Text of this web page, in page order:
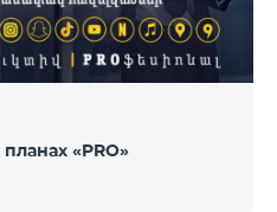
«PRO»